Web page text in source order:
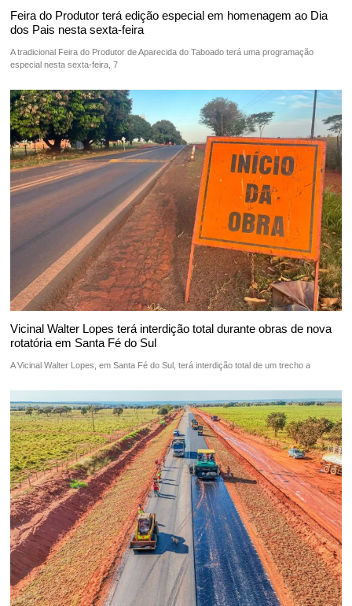
Feira do Produtor terá edição especial em homenagem ao Dia
dos Pais nesta sexta-feira
A tradicional Feira do Produtor de Aparecida do Taboado terá uma programação
especial nesta sexta-feira, 7
Vicinal Walter Lopes terá interdição total durante obras de nova
rotatória em Santa Fé do Sul
A Vicinal Walter Lopes, em Santa Fé do Sul, terá interdição total de um trecho a